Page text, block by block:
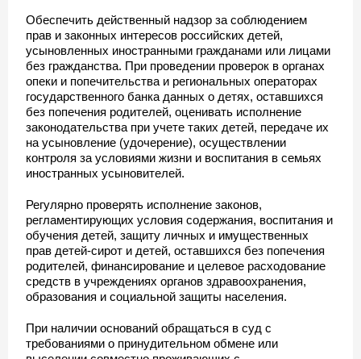
Обеспечить действенный надзор за соблюдением
прав и законных интересов российских детей,
усыновленных иностранными гражданами или лицами
без гражданства. При проведении проверок в органах
опеки и попечительства и региональных операторах
государственного банка данных о детях, оставшихся
без попечения родителей, оценивать исполнение
законодательства при учете таких детей, передаче их
на усыновление (удочерение), осуществлении
контроля за условиями жизни и воспитания в семьях
иностранных усыновителей.
Регулярно проверять исполнение законов,
регламентирующих условия содержания, воспитания и
обучения детей, защиту личных и имущественных
прав детей-сирот и детей, оставшихся без попечения
родителей, финансирование и целевое расходование
средств в учреждениях органов здравоохранения,
образования и социальной защиты населения.
При наличии оснований обращаться в суд с
требованиями о принудительном обмене или